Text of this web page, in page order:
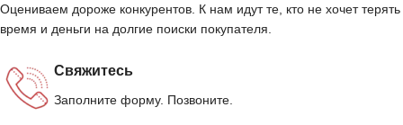
Оцениваем дороже конкурентов. К нам идут те, кто не хочет терять
время и деньги на долгие поиски покупателя.
Свяжитесь
Заполните форму. Позвоните.